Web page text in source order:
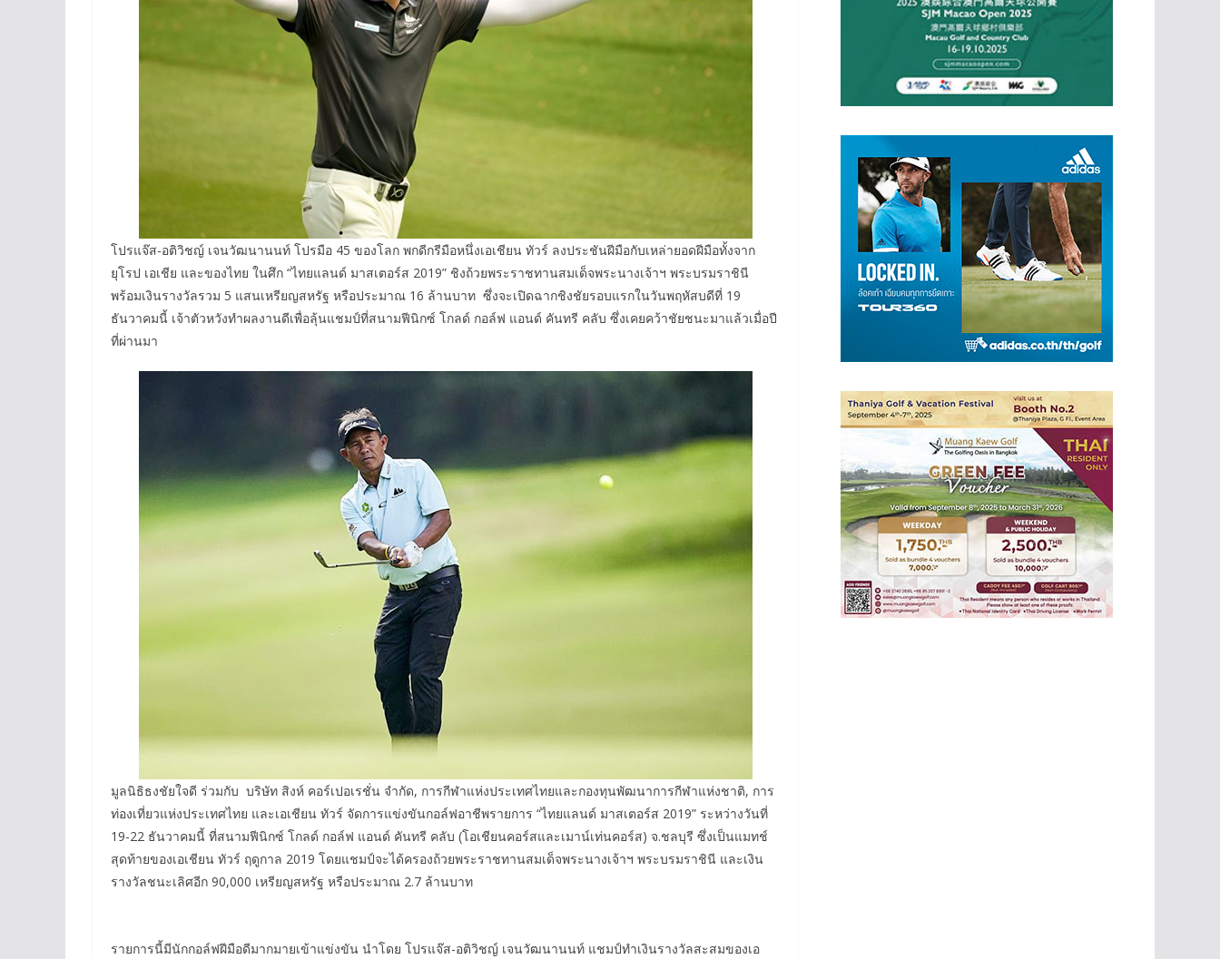
โปรแจ๊ส-อติวิชญ์ เจนวัฒนานนท์ โปรมือ 45 ของโลก พกดีกรีมือหนึ่งเอเชียน ทัวร์ ลงประชันฝีมือกับเหล่ายอดฝีมือทั้งจาก
ยุโรป เอเชีย และของไทย ในศึก “ไทยแลนด์ มาสเตอร์ส 2019” ชิงถ้วยพระราชทานสมเด็จพระนางเจ้าฯ พระบรมราชินี
พร้อมเงินรางวัลรวม 5 แสนเหรียญสหรัฐ หรือประมาณ 16 ล้านบาท ซึ่งจะเปิดฉากชิงชัยรอบแรกในวันพฤหัสบดีที่ 19
ธันวาคมนี้ เจ้าตัวหวังทำผลงานดีเพื่อลุ้นแชมป์ที่สนามฟีนิกซ์ โกลด์ กอล์ฟ แอนด์ คันทรี คลับ ซึ่งเคยคว้าชัยชนะมาแล้วเมื่อปี
ที่ผ่านมา
มูลนิธิธงชัยใจดี ร่วมกับ บริษัท สิงห์ คอร์เปอเรชั่น จำกัด, การกีฬาแห่งประเทศไทยและกองทุนพัฒนาการกีฬาแห่งชาติ, การ
ท่องเที่ยวแห่งประเทศไทย และเอเชียน ทัวร์ จัดการแข่งขันกอล์ฟอาชีพรายการ “ไทยแลนด์ มาสเตอร์ส 2019” ระหว่างวันที่
19-22 ธันวาคมนี้ ที่สนามฟีนิกซ์ โกลด์ กอล์ฟ แอนด์ คันทรี คลับ (โอเชียนคอร์สและเมาน์เท่นคอร์ส) จ.ชลบุรี ซึ่งเป็นแมทช์
สุดท้ายของเอเชียน ทัวร์ ฤดูกาล 2019 โดยแชมป์จะได้ครองถ้วยพระราชทานสมเด็จพระนางเจ้าฯ พระบรมราชินี และเงิน
รางวัลชนะเลิศอีก 90,000 เหรียญสหรัฐ หรือประมาณ 2.7 ล้านบาท
รายการนี้มีนักกอล์ฟฝีมือดีมากมายเข้าแข่งขัน นำโดย โปรแจ๊ส-อติวิชญ์ เจนวัฒนานนท์ แชมป์ทำเงินรางวัลสะสมของเอ